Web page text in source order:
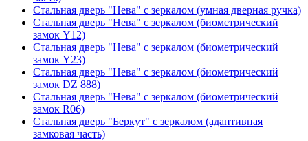
Стальная дверь "Нева" с зеркалом (умная дверная ручка)
Стальная дверь "Нева" с зеркалом (биометрический
замок Y12)
Стальная дверь "Нева" с зеркалом (биометрический
замок Y23)
Стальная дверь "Нева" с зеркалом (биометрический
замок DZ 888)
Стальная дверь "Нева" с зеркалом (биометрический
замок R06)
Стальная дверь "Беркут" с зеркалом (адаптивная
замковая часть)